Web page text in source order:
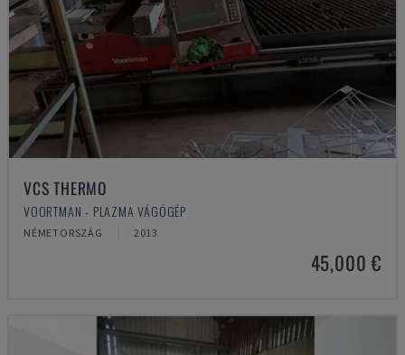
VCS THERMO
VOORTMAN - PLAZMA VÁGÓGÉP
NÉMETORSZÁG 2013
45,000 €